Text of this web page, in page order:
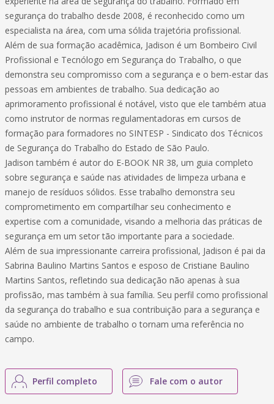
segurança do trabalho desde 2008, é reconhecido como um
especialista na área, com uma sólida trajetória profissional.
Além de sua formação acadêmica, Jadison é um Bombeiro Civil
Profissional e Tecnólogo em Segurança do Trabalho, o que
demonstra seu compromisso com a segurança e o bem-estar das
pessoas em ambientes de trabalho. Sua dedicação ao
aprimoramento profissional é notável, visto que ele também atua
como instrutor de normas regulamentadoras em cursos de
formação para formadores no SINTESP - Sindicato dos Técnicos
de Segurança do Trabalho do Estado de São Paulo.
Jadison também é autor do E-BOOK NR 38, um guia completo
sobre segurança e saúde nas atividades de limpeza urbana e
manejo de resíduos sólidos. Esse trabalho demonstra seu
comprometimento em compartilhar seu conhecimento e
expertise com a comunidade, visando a melhoria das práticas de
segurança em um setor tão importante para a sociedade.
Além de sua impressionante carreira profissional, Jadison é pai da
Sabrina Baulino Martins Santos e esposo de Cristiane Baulino
Martins Santos, refletindo sua dedicação não apenas à sua
profissão, mas também à sua família. Seu perfil como profissional
da segurança do trabalho e sua contribuição para a segurança e
saúde no ambiente de trabalho o tornam uma referência no
campo.
Perfil completo Fale com o autor